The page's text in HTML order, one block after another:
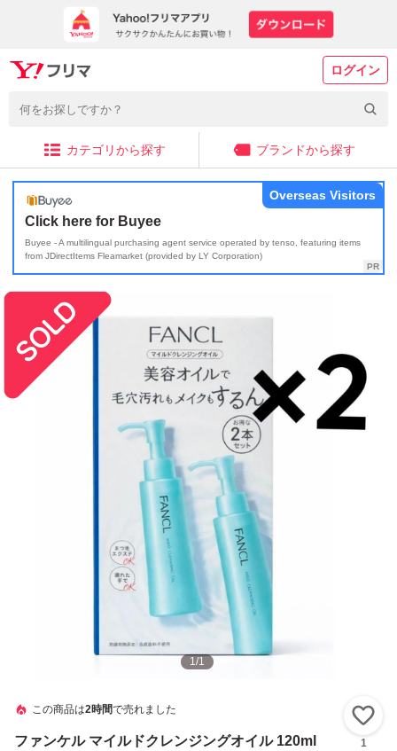
ログイン
カテゴリから探す ブランドから探す
Click here for Buyee
Buyee - A multilingual purchasing agent service operated by tenso, featuring items
from JDirectItems Fleamarket (provided by LY Corporation)
Overseas Visitors
1/1
この商品は2時間で売れました
ファンケル マイルドクレンジングオイル 120ml
1